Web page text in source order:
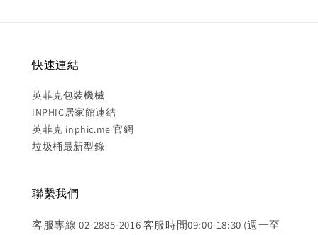
快速連結
英菲克包裝機械
INPHIC居家館連結
英菲克 inphic.me 官網
垃圾桶最新型錄
聯繫我們
客服專線 02-2885-2016 客服時間09:00-18:30 (週一至